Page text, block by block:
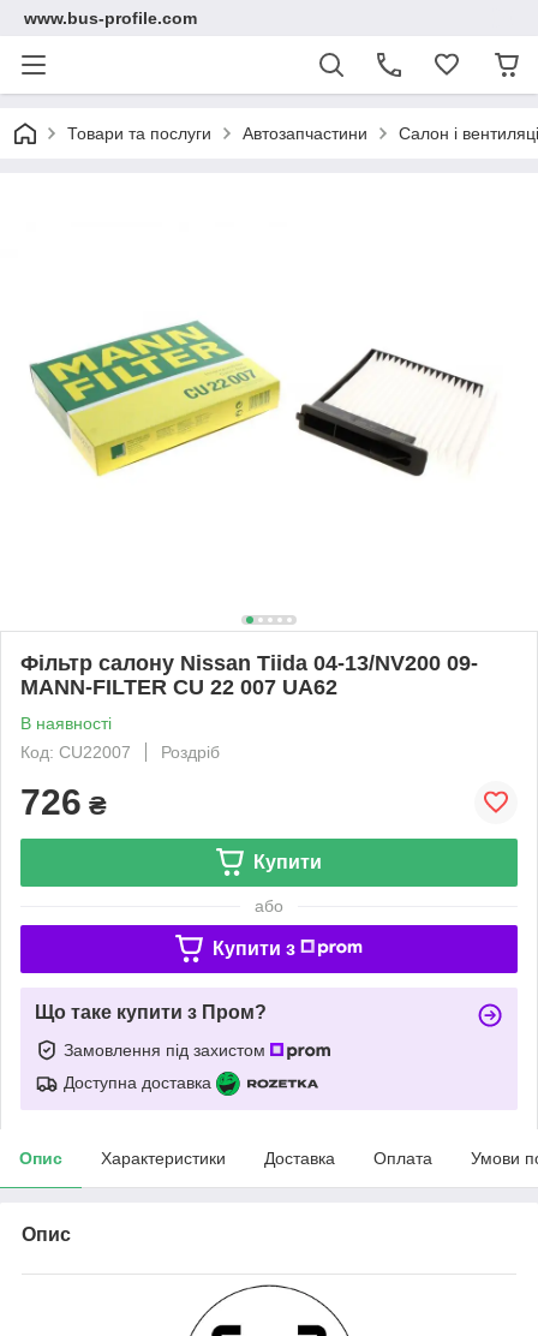
www.bus-profile.com
Товари та послуги Автозапчастини Салон і
Фільтр салону Nissan Tiida 04-13/NV200 09-
MANN-FILTER CU 22 007 UA62
В наявності
Код: CU22007
Роздріб
726 ₴
Купити
або
Купити з
Що таке купити з Пром?
Замовлення під захистом
Доступна доставка
Опис Характеристики Доставка Оплата Умови
Опис